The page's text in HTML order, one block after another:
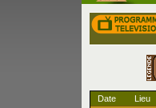
Date Lieu